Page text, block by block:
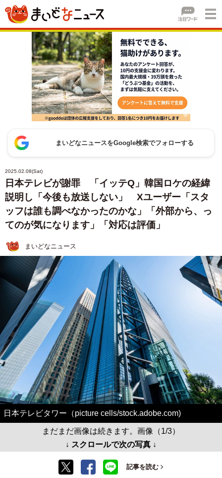
まいどなニュースをGoogle検索でフォローする
2025.02.08(Sat)
日本テレビが謝罪 「イッテQ」韓国ロケの経緯
説明し「今後も放送しない」 Xユーザー「スタ
ッフは誰も調べなかったのかな」「外部から、っ
てのが気になります」「対応は評価」
まいどなニュース
日本テレビタワー（picture cells/stock.adobe.com)
まだまだ画像は続きます。画像（1/3）
↓ スクロールで次の写真 ↓
記事を読む